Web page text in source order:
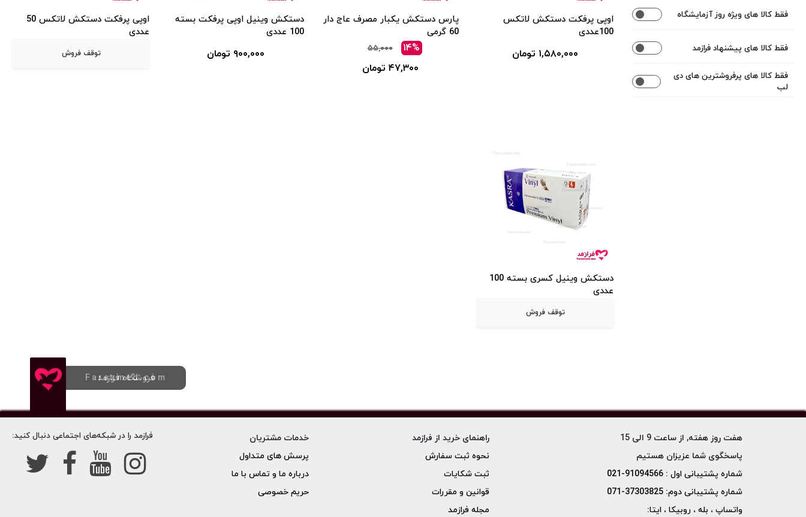
فقط کالا های ویژه روز آزمایشگاه
فقط کالا های پیشنهاد فرازمد
فقط کالا های پرفروشترین های دی
لب
اوپی پرفکت دستکش لاتکس
100عددی
۱,۵۸۰,۰۰۰ تومان
پارس دستکش یکبار مصرف عاج دار
60 گرمی
۱۴% ۵۵,۰۰۰
۴۷,۳۰۰ تومان
دستکش وینیل اوپی پرفکت بسته
100 عددی
۹۰۰,۰۰۰ تومان
اوپی پرفکت دستکش لاتکس 50
عددی
توقف فروش
دستکش وینیل کسری بسته 100
عددی
توقف فروش
فروشگاه فرازمد
Farazmed.com
هفت روز هفته, از ساعت 9 الی 15
پاسخگوی شما عزیزان هستیم
شماره پشتیبانی اول : 91094566-021
شماره پشتیبانی دوم: 37303825-071
واتساپ ، بله ، روبیکا ، ایتا:
راهنمای خرید از فرازمد
نحوه ثبت سفارش
ثبت شکایات
قوانین و مقررات
مجله فرازمد
خدمات مشتریان
پرسش های متداول
درباره ما و تماس با ما
حریم خصوصی
فرازمد را در شبکه‌های اجتماعی دنبال کنید: